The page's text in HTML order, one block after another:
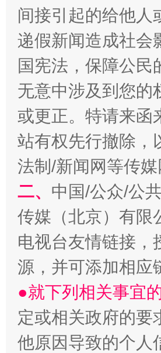
习近平的博鳌关键词
“刷贴”乱象丛生
间接引起的给他人
递假新闻造成社会
国宪法，保障公
无意中涉及到您的
或更正。特请来函
站有权先行撤除，
法制/新闻网等传
二、 中国/公众/公
传媒（北京）有限
电视台友情链接，
源，并可添加相应
●就下列相关事宜
定或相关政府的要
他原因导致的个人